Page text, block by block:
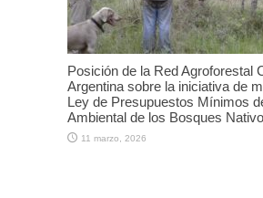
Posición de la Red Agroforestal
Argentina sobre la iniciativa de
Ley de Presupuestos Mínimos
Ambiental de los Bosques
11 marzo, 2026